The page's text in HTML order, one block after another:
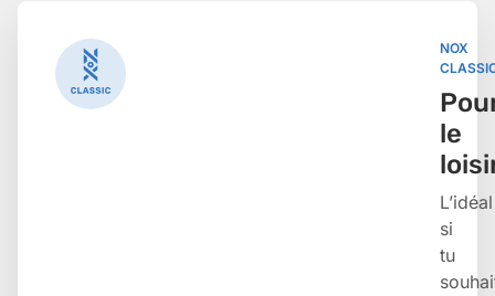
NOX
le
L’idéal
si
tu